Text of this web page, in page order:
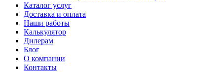
Каталог услуг
Доставка и оплата
Наши работы
Калькулятор
Дилерам
Блог
О компании
Контакты